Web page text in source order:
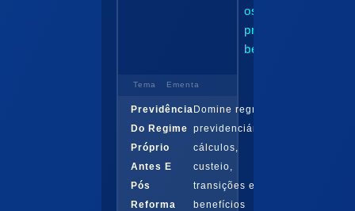
os
principais
benefícios...
Tema Ementa
Previdência
Do Regime
Próprio
Antes E
Pós
Reforma
Domine regras
previdenciárias:
cálculos,
custeio,
transições e
benefícios